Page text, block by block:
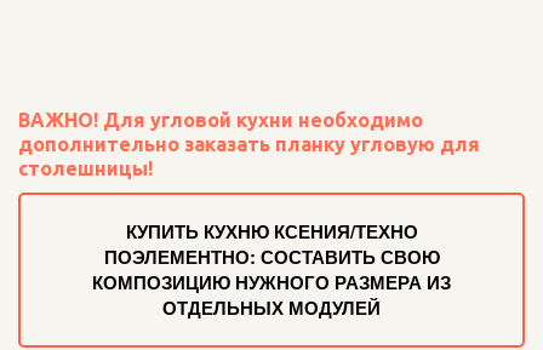
ВАЖНО! Для угловой кухни необходимо
дополнительно заказать планку угловую для
столешницы!
КУПИТЬ КУХНЮ КСЕНИЯ/ТЕХНО
ПОЭЛЕМЕНТНО: СОСТАВИТЬ СВОЮ
КОМПОЗИЦИЮ НУЖНОГО РАЗМЕРА ИЗ
ОТДЕЛЬНЫХ МОДУЛЕЙ